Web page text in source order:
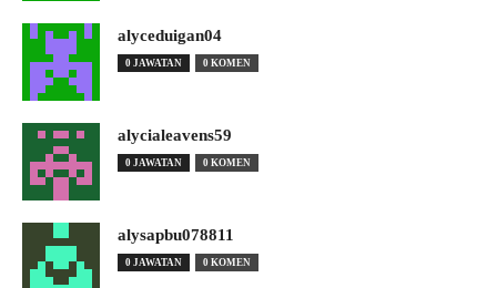
alyceduigan04
0 JAWATAN 0 KOMEN
alycialeavens59
0 JAWATAN 0 KOMEN
alysapbu078811
0 JAWATAN 0 KOMEN